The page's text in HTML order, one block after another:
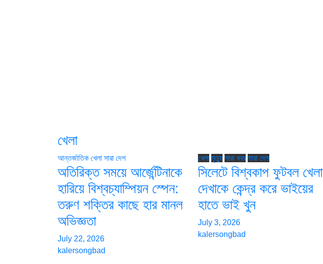
খেলা
আন্তর্জাতিক খেলা সারা দেশ
অতিরিক্ত সময়ে আর্জেন্টিনাকে
হারিয়ে বিশ্বচ্যাম্পিয়ন স্পেন:
তরুণ শক্তির কাছে হার মানল
অভিজ্ঞতা
July 22, 2026
kalersongbad
খেলা মৃত্যু সারা খবর সারা দেশ
সিলেটে বিশ্বকাপ ফুটবল খেলা
দেখাকে কেন্দ্র করে ভাইয়ের
হাতে ভাই খুন
July 3, 2026
kalersongbad